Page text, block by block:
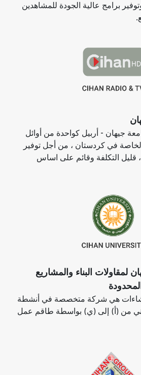
برامج عالية الجودة للمشاهدين
جيهان - أربيل كواحدة من أوائل
في كردستان ، من أجل توفير
قليل التكلفة وقائم على اساس
لمقاولات البناء والمشاريع
هي شركة متخصصة في أنشطة
من (أ) إلى (ي) بواسطة طاقم عمل